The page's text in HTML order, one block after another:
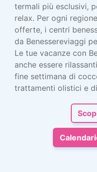
termali più esclusivi,
relax. Per ogni
offerte, i centri
da Benessereviaggi
Le tue vacanze con
anche essere
fine settimana di
trattamenti olistici e